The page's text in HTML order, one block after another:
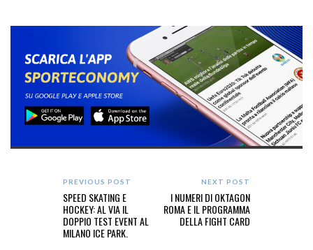
PREVIOUS POST
SPEED SKATING E
HOCKEY: AL VIA IL
DOPPIO TEST EVENT AL
MILANO ICE PARK.
NEXT POST
I NUMERI DI OKTAGON
ROMA E IL PROGRAMMA
DELLA FIGHT CARD